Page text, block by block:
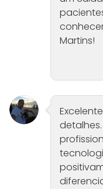
Martins!